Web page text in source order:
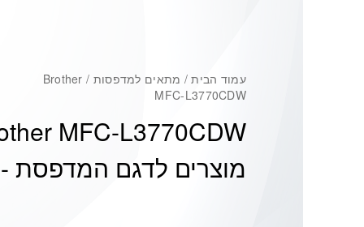
עמוד הבית
/ מתאים למדפסות / Brother
MFC-L3770CDW
MFC-L3770CDW
מוצרים לדגם המדפסת -